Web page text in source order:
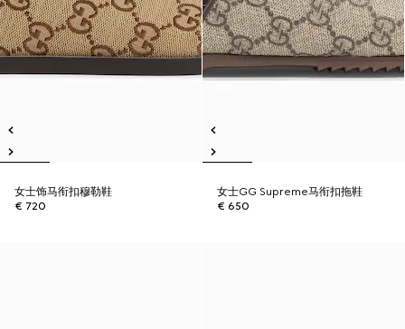
女士饰马衔扣穆勒鞋
€ 720
女士GG Supreme马衔扣拖鞋
€ 650